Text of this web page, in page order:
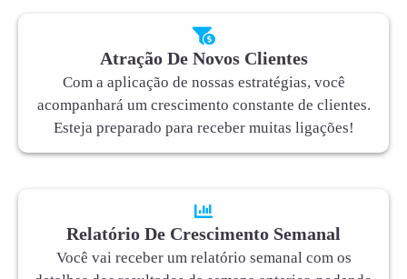
Atração De Novos Clientes
Com a aplicação de nossas estratégias, você
acompanhará um crescimento constante de clientes.
Esteja preparado para receber muitas ligações!
Relatório De Crescimento Semanal
Você vai receber um relatório semanal com os